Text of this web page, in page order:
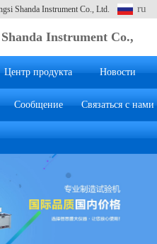
Shanda Instrument Co., Ltd. ru
Instrument Co.,
Центр продукта Новости
Сообщение
клиента
Связаться с нами